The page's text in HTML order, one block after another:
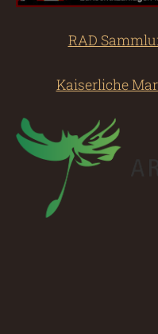
RAD
Kaiserliche